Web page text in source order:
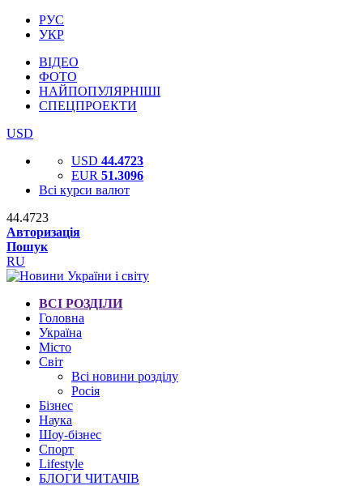
РУС
УКР
ВІДЕО
ФОТО
НАЙПОПУЛЯРНІШІ
СПЕЦПРОЕКТИ
USD
USD 44.4723
EUR 51.3096
Всі курси валют
44.4723
Авторизація
Пошук
RU
ВСІ РОЗДІЛИ
Головна
Україна
Місто
Світ
Всі новини розділу
Росія
Бізнес
Наука
Шоу-бізнес
Спорт
Lifestyle
БЛОГИ ЧИТАЧІВ